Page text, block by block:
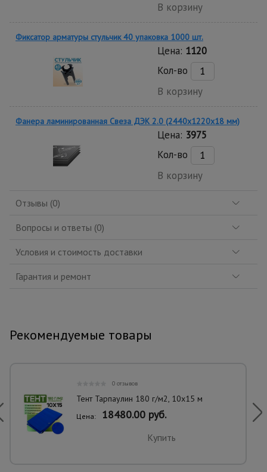
В корзину
Фиксатор арматуры стульчик 40 упаковка 1000 шт.
Цена: 1120
Кол-во
В корзину
Фанера ламинированная Свеза ДЭК 2.0 (2440х1220х18 мм)
Цена: 3975
Кол-во
В корзину
Отзывы (0)
Вопросы и ответы (0)
Условия и стоимость доставки
Гарантия и ремонт
Рекомендуемые товары
0 отзывов
Тент Тарпаулин 180 г/м2, 10х15 м
Цена: 18480.00 руб.
Купить